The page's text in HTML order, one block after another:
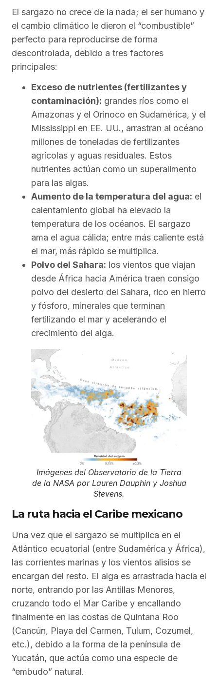
El sargazo no crece de la nada; el ser humano y
el cambio climático le dieron el “combustible”
perfecto para reproducirse de forma
descontrolada, debido a tres factores
principales:
Exceso de nutrientes (fertilizantes y
contaminación): grandes ríos como el
Amazonas y el Orinoco en Sudamérica, y el
Mississippi en EE. UU., arrastran al océano
millones de toneladas de fertilizantes
agrícolas y aguas residuales. Estos
nutrientes actúan como un superalimento
para las algas.
Aumento de la temperatura del agua: el
calentamiento global ha elevado la
temperatura de los océanos. El sargazo
ama el agua cálida; entre más caliente está
el mar, más rápido se multiplica.
Polvo del Sahara: los vientos que viajan
desde África hacia América traen consigo
polvo del desierto del Sahara, rico en hierro
y fósforo, minerales que terminan
fertilizando el mar y acelerando el
crecimiento del alga.
Imágenes del Observatorio de la Tierra
de la NASA por Lauren Dauphin y Joshua
Stevens.
La ruta hacia el Caribe mexicano
Una vez que el sargazo se multiplica en el
Atlántico ecuatorial (entre Sudamérica y África),
las corrientes marinas y los vientos alisios se
encargan del resto. El alga es arrastrada hacia el
norte, entrando por las Antillas Menores,
cruzando todo el Mar Caribe y encallando
finalmente en las costas de Quintana Roo
(Cancún, Playa del Carmen, Tulum, Cozumel,
etc.), debido a la forma de la península de
Yucatán, que actúa como una especie de
“embudo” natural.